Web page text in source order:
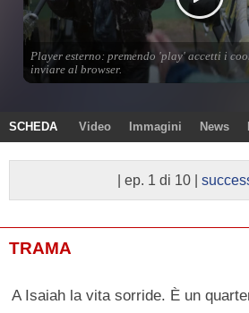
SCHEDA Video Immagini News
| ep. 1 di 10 |
TRAMA
A Isaiah la vita sorride. È un